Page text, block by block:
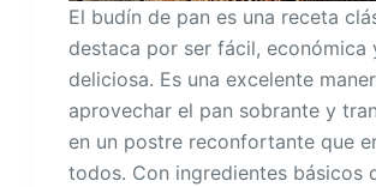
El budín de pan es una receta
destaca por ser fácil, económica
deliciosa. Es una excelente
aprovechar el pan sobrante y
en un postre reconfortante que
todos. Con ingredientes básicos